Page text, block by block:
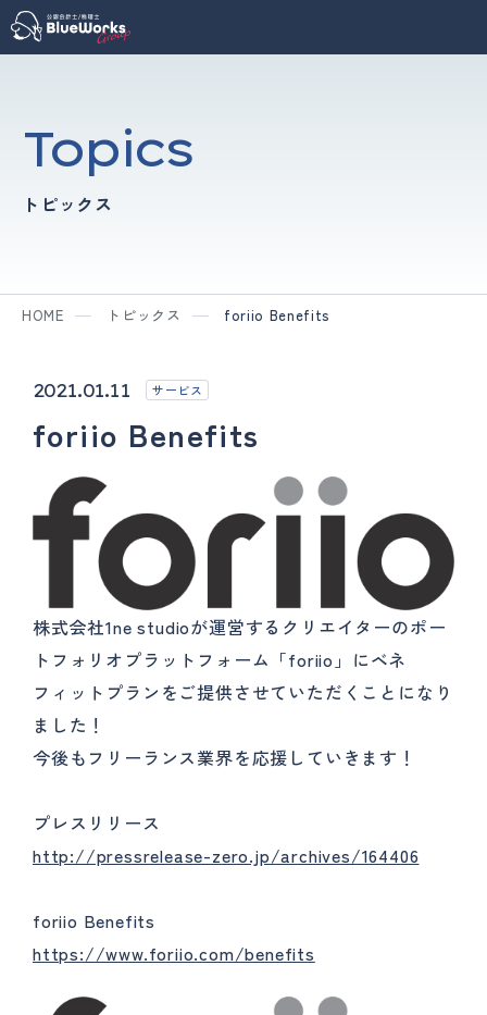
Topics
トピックス
HOME トピックス foriio Benefits
2021.01.11 サービス
foriio Benefits
株式会社1ne studioが運営するクリエイターのポー
トフォリオプラットフォーム「foriio」にベネ
フィットプランをご提供させていただくことになり
ました！
今後もフリーランス業界を応援していきます！
プレスリリース
http://pressrelease-zero.jp/archives/164406
foriio Benefits
https://www.foriio.com/benefits